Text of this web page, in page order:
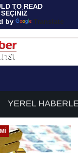
TO READ
by
Translate
YEREL